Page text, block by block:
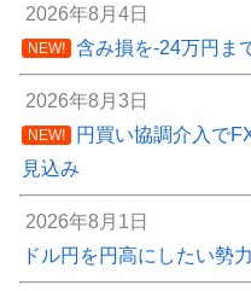
2026年8月4日
NEW! 含み損を-24万円ま
2026年8月3日
NEW!
円買い協調介入で
見込み
2026年8月1日
ドル円を円高にしたい勢